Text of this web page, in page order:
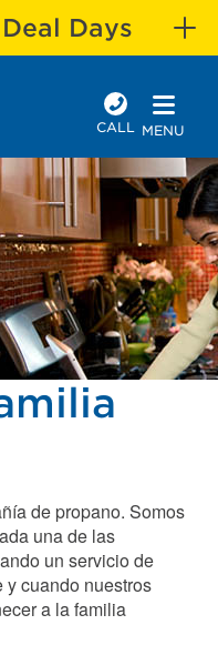
Days
CALL MENU
de propano. Somos
una de las
un servicio de
y cuando nuestros
a la familia